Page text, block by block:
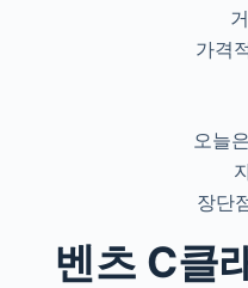
가격
오늘은
장단
벤츠 C클